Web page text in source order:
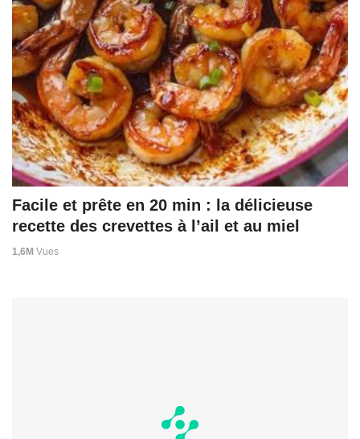
Facile et prête en 20 min : la délicieuse
recette des crevettes à l’ail et au miel
1,6M Vues